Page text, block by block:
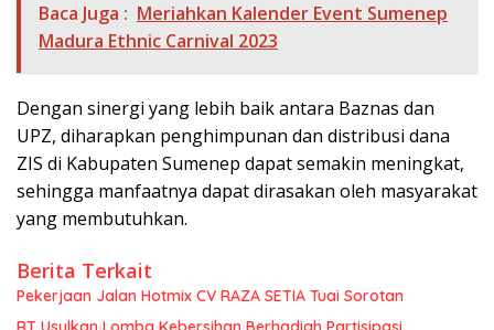
Baca Juga : Meriahkan Kalender Event Sumenep
Madura Ethnic Carnival 2023
Dengan sinergi yang lebih baik antara Baznas dan
UPZ, diharapkan penghimpunan dan distribusi dana
ZIS di Kabupaten Sumenep dapat semakin meningkat,
sehingga manfaatnya dapat dirasakan oleh masyarakat
yang membutuhkan.
Berita Terkait
Pekerjaan Jalan Hotmix CV RAZA SETIA Tuai Sorotan